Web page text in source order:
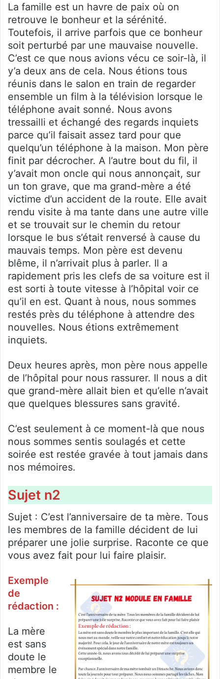
La famille est un havre de paix où on
retrouve le bonheur et la sérénité.
Toutefois, il arrive parfois que ce bonheur
soit perturbé par une mauvaise nouvelle.
C’est ce que nous avions vécu ce soir-là, il
y’a deux ans de cela. Nous étions tous
réunis dans le salon en train de regarder
ensemble un film à la télévision lorsque le
téléphone avait sonné. Nous avons
tressailli et échangé des regards inquiets
parce qu’il faisait assez tard pour que
quelqu’un téléphone à la maison. Mon père
finit par décrocher. A l’autre bout du fil, il
y’avait mon oncle qui nous annonçait, sur
un ton grave, que ma grand-mère a été
victime d’un accident de la route. Elle avait
rendu visite à ma tante dans une autre ville
et se trouvait sur le chemin du retour
lorsque le bus s’était renversé à cause du
mauvais temps. Mon père est devenu
blême, il n’arrivait plus à parler. Il a
rapidement pris les clefs de sa voiture est il
est sorti à toute vitesse à l’hôpital voir ce
qu’il en est. Quant à nous, nous sommes
restés près du téléphone à attendre des
nouvelles. Nous étions extrêmement
inquiets.
Deux heures après, mon père nous appelle
de l’hôpital pour nous rassurer. Il nous a dit
que grand-mère allait bien et qu’elle n’avait
que quelques blessures sans gravité.
C’est seulement à ce moment-là que nous
nous sommes sentis soulagés et cette
soirée est restée gravée à tout jamais dans
nos mémoires.
Sujet n2
Sujet : C’est l’anniversaire de ta mère. Tous
les membres de la famille décident de lui
préparer une jolie surprise. Raconte ce que
vous avez fait pour lui faire plaisir.
Exemple
de
rédaction :
La mère
est sans
doute le
membre le